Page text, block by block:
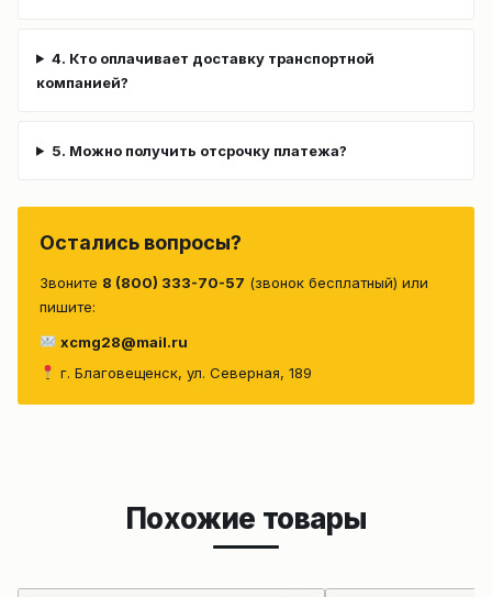
4. Кто оплачивает доставку транспортной
компанией?
5. Можно получить отсрочку платежа?
Остались вопросы?
Звоните 8 (800) 333-70-57 (звонок бесплатный) или
пишите:
xcmg28@mail.ru
г. Благовещенск, ул. Северная, 189
Похожие товары